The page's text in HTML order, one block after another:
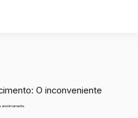
O inconveniente